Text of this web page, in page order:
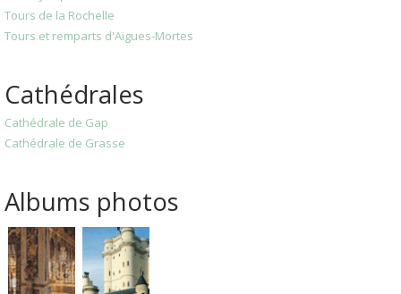
Tours de la Rochelle
Tours et remparts d'Aigues-Mortes
Cathédrales
Cathédrale de Gap
Cathédrale de Grasse
Albums photos